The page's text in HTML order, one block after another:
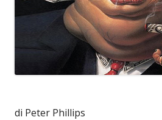
di Peter Phillips